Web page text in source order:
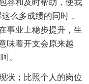
容和及时帮助，使我
么多成绩的同时，
事业上稳步提升，生
味着开支会原来越
。
状；比照个人的岗位